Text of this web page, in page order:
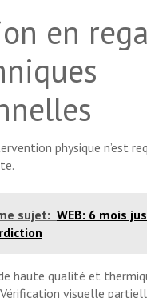
en
physique n’est
sujet: WEB: 6 mois
haute qualité et
visuelle